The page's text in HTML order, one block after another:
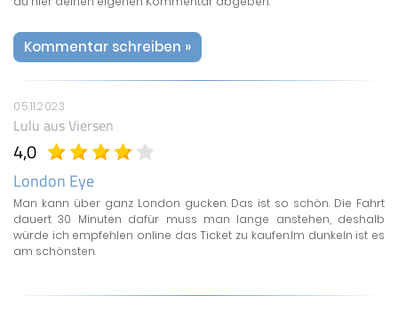
Kommentar schreiben »
05.11.2023
Lulu aus Viersen
4,0
London Eye
Man kann über ganz London gucken. Das ist so schön. Die Fahrt
dauert 30 Minuten dafür muss man lange anstehen, deshalb
würde ich empfehlen online das Ticket zu kaufen.Im dunkeln ist es
am schönsten.